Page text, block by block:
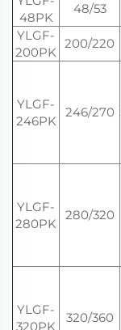
48PK
48/53
YLGF-
200PK
200/220
YLGF-
246PK
246/270
YLGF-
280PK
280/320
YLGF-
320PK
320/360